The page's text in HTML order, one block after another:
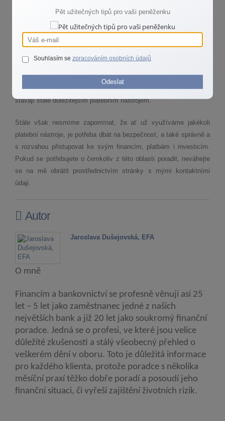
MODERNÍ, POHODLNÁ A BEZPEČNÁ ALTERNATIVA
Dnes už je jisté, že digitální peněženky představují skvělou
alternativu k platebním kartám nebo hotovosti. Jejich rostoucí
popularita, zejména mezi mladou generací, naznačuje, že se
stávají stále důležitějším platebním nástrojem.
Stále však nesmíme zapomínat, že ať už využíváme jakékoli
platební nástroje, je potřeba dbát na bezpečnost, a také správně a
s rozvahou přistupovat ke svým financím, platbám i investicím.
Pokud se potřebujete o čemkoliv z této oblasti poradit, neváhejte
se na mě obrátit prostřednictvím stránky s mými kontaktními
údaji.
Autor
Jaroslava Dušejovská, EFA
O mně
Financím a bankovnictví se profesně věnuji asi 25
let – 5 let jako zaměstnanec jedné z našich
největších bank a již 20 let jako soukromý finanční
poradce. Jedná se o profesi, ve které jsou velice
důležité zkušenosti a stálý všeobecný přehled o
veškerém dění v oboru. Toto je důležitá informace
pro každého klienta, protože poradce s několika
měsíční praxí těžko dobře poradí a posoudí jeho
finanční situaci, či vyřeší zajištění životních rizik.
Pět užitečných tipů pro vaši peněženku
Souhlasím se zpracováním osobních údajů
Odeslat